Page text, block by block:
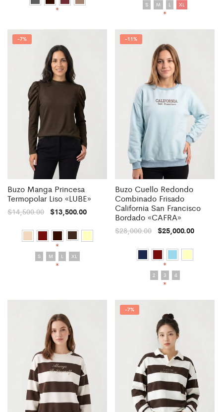
*
S
M L
XL
*
-7%
Buzo Manga Princesa
Termopolar Liso «LUBE»
$14,500.00 $13,500.00
*
S
M L
XL
*
-11%
Buzo Cuello Redondo
Combinado Frisado
California San Francisco
Bordado «CAFRA»
$28,000.00 $25,000.00
*
2
3
4
*
-7%